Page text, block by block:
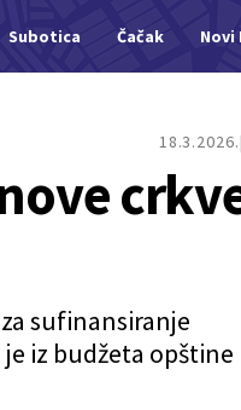
Subotica Čačak Novi
18.3.2026.
sufinansiranje
iz budžeta opštine